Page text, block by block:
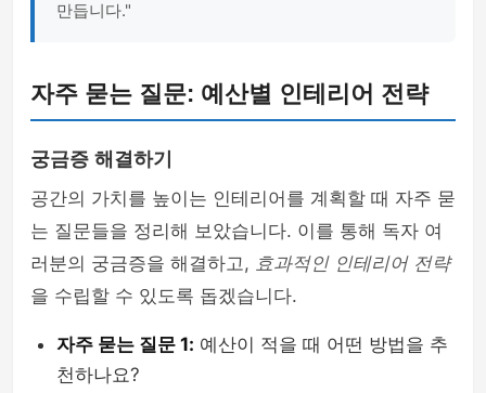
만듭니다."
자주 묻는 질문: 예산별 인테리어 전략
궁금증 해결하기
공간의 가치를 높이는 인테리어를 계획할 때 자주 묻
는 질문들을 정리해 보았습니다. 이를 통해 독자 여
러분의 궁금증을 해결하고, 효과적인 인테리어 전략
을 수립할 수 있도록 돕겠습니다.
자주 묻는 질문 1: 예산이 적을 때 어떤 방법을 추
천하나요?